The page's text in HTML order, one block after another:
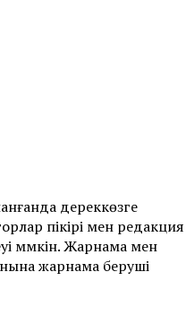
дереккөзге
пікірі мен редакция
мүмкін. Жарнама мен
жарнама беруші